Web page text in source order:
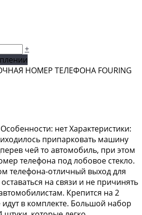
+
НОМЕР ТЕЛЕФОНА FOURING
нет Характеристики:
припарковать машину
чей то автомобиль, при этом
телефона под лобовое стекло.
телефона-отличный выход для
на связи и не причинять
Крепится на 2
в комплекте. Большой набор